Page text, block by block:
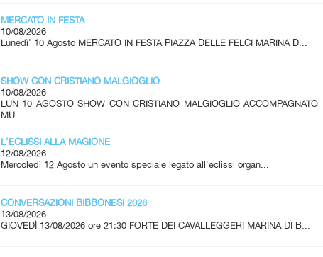
MERCATO IN FESTA
10/08/2026
Lunedì' 10 Agosto MERCATO IN FESTA PIAZZA DELLE FELCI MARINA D...
SHOW CON CRISTIANO MALGIOGLIO
10/08/2026
LUN 10 AGOSTO SHOW CON CRISTIANO MALGIOGLIO ACCOMPAGNATO
MU...
L'ECLISSI ALLA MAGIONE
12/08/2026
Mercoledì 12 Agosto un evento speciale legato all'eclissi organ...
CONVERSAZIONI BIBBONESI 2026
13/08/2026
GIOVEDÌ 13/08/2026 ore 21:30 FORTE DEI CAVALLEGGERI MARINA DI B...